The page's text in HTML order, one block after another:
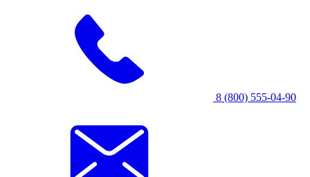
8 (800) 555-04-90